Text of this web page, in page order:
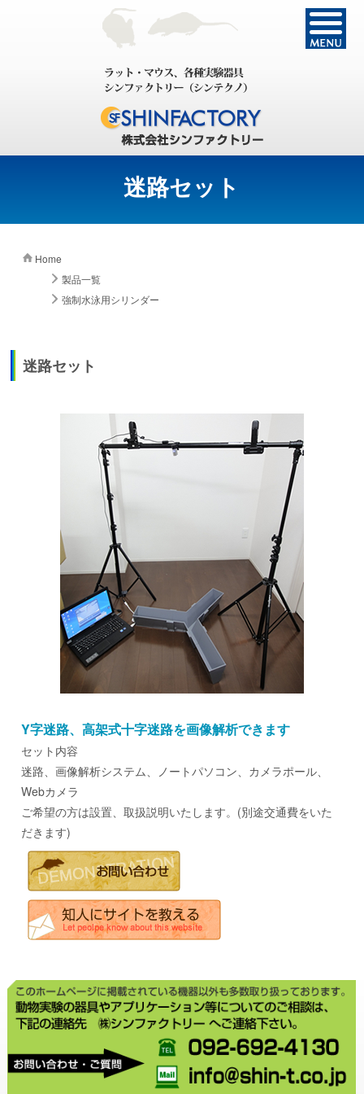
迷路セット
Home
製品一覧
強制水泳用シリンダー
迷路セット
Y字迷路、高架式十字迷路を画像解析できます
セット内容
迷路、画像解析システム、ノートパソコン、カメラポール、
Webカメラ
ご希望の方は設置、取扱説明いたします。(別途交通費をいた
だきます)